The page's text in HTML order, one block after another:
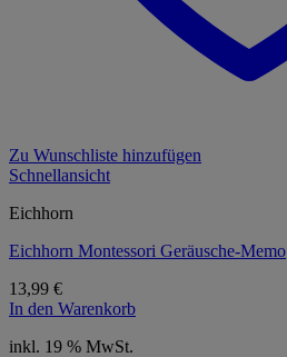
Zu Wunschliste hinzufügen
Schnellansicht
Eichhorn
Eichhorn Montessori Geräusche-Memo
13,99 €
In den Warenkorb
inkl. 19 % MwSt.